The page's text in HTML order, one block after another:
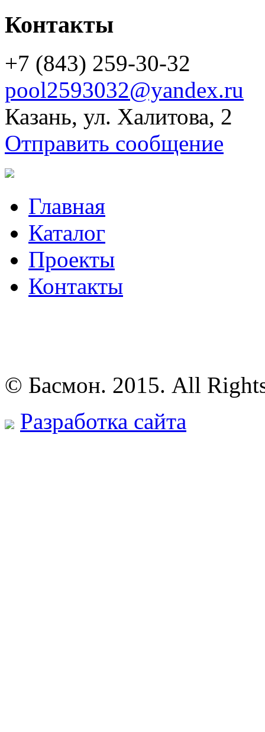
Контакты
+7 (843) 259-30-32
pool2593032@yandex.ru
Казань, ул. Халитова, 2
Отправить сообщение
Главная
Каталог
Проекты
Контакты
© Басмон. 2015. All
Разработка сайта